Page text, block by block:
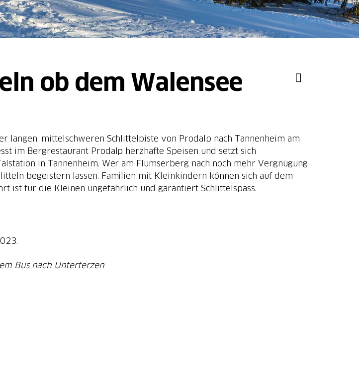
ob dem Walensee
langen, mittelschweren Schlittelpiste von Prodalp nach Tannenheim am
im Bergrestaurant Prodalp herzhafte Speisen und setzt sich
in Tannenheim. Wer am Flumserberg nach noch mehr Vergnügung
begeistern lassen. Familien mit Kleinkindern können sich auf dem
ist für die Kleinen ungefährlich und garantiert Schlittelspass.
Bus nach Unterterzen